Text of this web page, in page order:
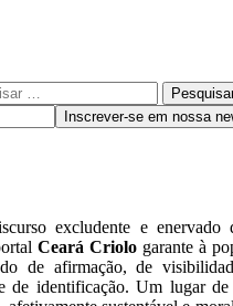
excludente e enervado
Ceará Criolo garante à
de afirmação, de
de identificação. Um lugar de